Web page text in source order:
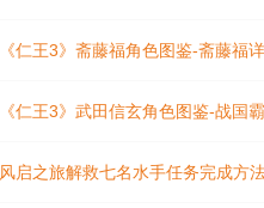
《仁王3》斋藤福角色图鉴-斋藤福
《仁王3》武田信玄角色图鉴-战国
风启之旅解救七名水手任务完成方